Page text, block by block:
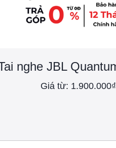
Giá từ: 1.900.000₫